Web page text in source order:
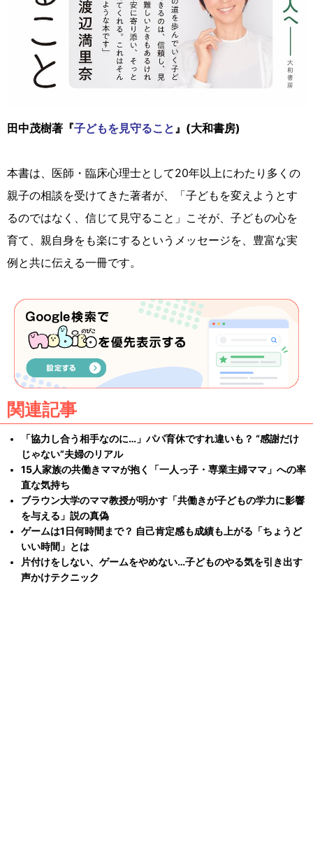
田中茂樹著『子どもを見守ること 』(大和書房)
本書は、医師・臨床心理士として20年以上にわたり多くの
親子の相談を受けてきた著者が、「子どもを変えようとす
るのではなく、信じて見守ること」こそが、子どもの心を
育て、親自身をも楽にするというメッセージを、豊富な実
例と共に伝える一冊です。
関連記事
「協力し合う相手なのに…」パパ育休ですれ違いも？ “感謝だけ
じゃない”夫婦のリアル
15人家族の共働きママが抱く「一人っ子・専業主婦ママ」への率
直な気持ち
ブラウン大学のママ教授が明かす「共働きが子どもの学力に影響
を与える」説の真偽
ゲームは1日何時間まで？ 自己肯定感も成績も上がる「ちょうど
いい時間」とは
片付けをしない、ゲームをやめない…子どものやる気を引き出す
声かけテクニック